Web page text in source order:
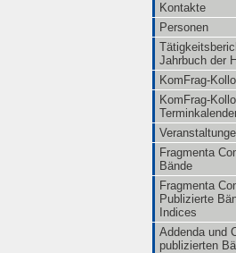
Kontakte
Personen
Jahrbuch der
KomFrag-
KomFrag-
Fragmenta
Bände
Fragmenta
Publizierte
Indices
Addenda und
publizierten